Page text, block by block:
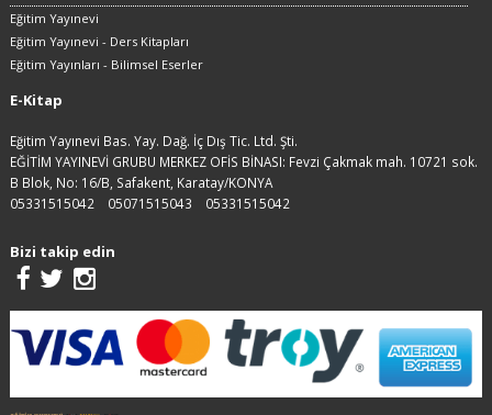
Eğitim Yayınevi
Eğitim Yayınevi - Ders Kitapları
Eğitim Yayınları - Bilimsel Eserler
E-Kitap
Eğitim Yayınevi Bas. Yay. Dağ. İç Dış Tic. Ltd. Şti.
EĞİTİM YAYINEVİ GRUBU MERKEZ OFİS BİNASI: Fevzi Çakmak mah. 10721 sok.
B Blok, No: 16/B, Safakent, Karatay/KONYA
05331515042
05071515043 05331515042
Bizi takip edin